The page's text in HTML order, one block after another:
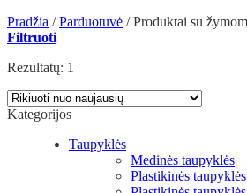
Pradžia / Parduotuvė /Produktai su
Filtruoti
Rezultatų: 1
Kategorijos
Taupyklės
Medinės taupyklės
Plastikinės taupyklės